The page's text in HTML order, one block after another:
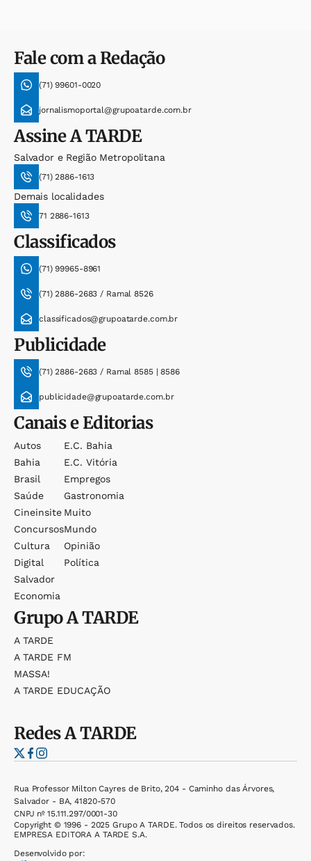
Fale com a Redação
(71) 99601-0020
jornalismoportal@grupoatarde.com.br
AssineA TARDE
Salvador e Região Metropolitana
(71) 2886-1613
Demais localidades
71 2886-1613
Classificados
(71) 99965-8961
(71) 2886-2683 / Ramal 8526
classificados@grupoatarde.com.br
Publicidade
(71) 2886-2683 / Ramal 8585 | 8586
publicidade@grupoatarde.com.br
Canais e Editorias
Autos
Bahia
Brasil
Saúde
Cineinsite
Concursos
Cultura
Digital
Salvador
Economia
E.c. Bahia
E.c. Vitória
Empregos
Gastronomia
Muito
Mundo
Opinião
Política
GrupoA TARDE
A TARDE
A TARDE FM
MASSA!
A TARDE EDUCAÇÃO
RedesA TARDE
Rua Professor Milton Cayres de Brito, 204 - Caminho das Árvores,
Salvador - BA, 41820-570
CNPJ nº 15.111.297/0001-30
Copyright © 1996 - 2025 Grupo A TARDE. Todos os direitos reservados.
EMPRESA EDITORA A TARDE S.A.
Desenvolvido por: